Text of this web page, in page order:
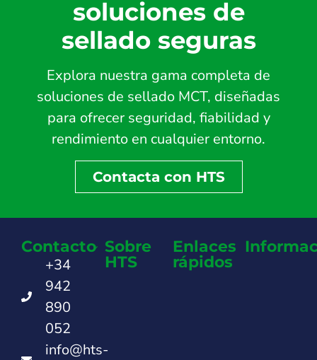
soluciones de
sellado seguras
Explora nuestra gama completa de
soluciones de sellado MCT, diseñadas
para ofrecer seguridad, fiabilidad y
rendimiento en cualquier entorno.
Contacta con HTS
Contacto
+34
942
890
052
info@hts-
Sobre
HTS
Enlaces
rápidos